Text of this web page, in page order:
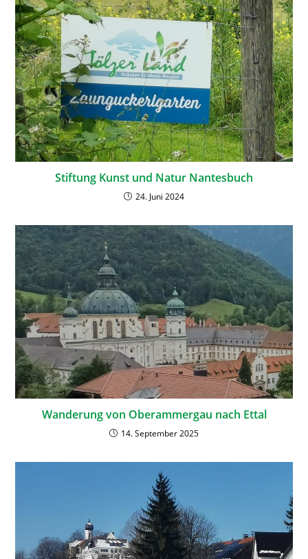
Stiftung Kunst und Natur Nantesbuch
24. Juni 2024
Wanderung von Oberammergau nach Ettal
14. September 2025